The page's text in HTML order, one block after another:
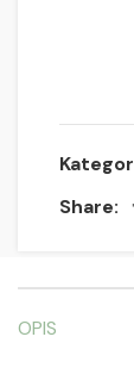
Share:
OPIS